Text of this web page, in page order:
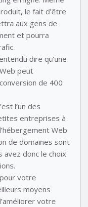
le fait d’être
aux gens de
et pourra
dire qu’une
peut
de 400
l’un des
entreprises à
Web
de domaines sont
avez donc le choix
votre
moyens
votre